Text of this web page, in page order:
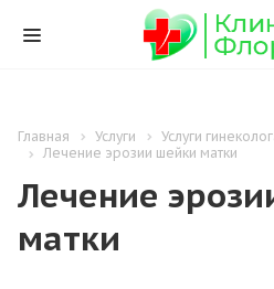
Главная Услуги
Услуги
Лечение эрозии шейки матки
Лечение
матки